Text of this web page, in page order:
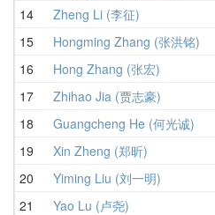
14 Zheng Li (李征)
15 Hongming Zhang (张洪铭)
16 Hong Zhang (张宏)
17 Zhihao Jia (贾志豪)
18 Guangcheng He (何光诚)
19 Xin Zheng (郑昕)
20 Yiming Liu (刘一明)
21 Yao Lu (卢尧)